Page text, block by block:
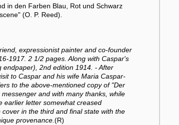
in den Farben Blau, Rot und Schwarz
(O. P. Reed).
expressionist painter and co-founder
1917. 2 1/2 pages. Along with Caspar's
2nd edition 1914. - After
to Caspar and his wife Maria Caspar-
to the above-mentioned copy of "Der
and with many thanks, while
earlier letter somewhat creased
in the third and final state with the
provenance. (R)